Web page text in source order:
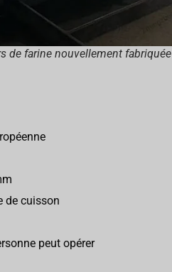
de farine nouvellement fabriquée
de cuisson
peut opérer